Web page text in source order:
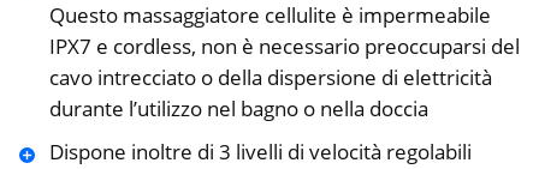
Questo massaggiatore cellulite è impermeabile
IPX7 e cordless, non è necessario preoccuparsi del
cavo intrecciato o della dispersione di elettricità
durante l’utilizzo nel bagno o nella doccia
Dispone inoltre di 3 livelli di velocità regolabili